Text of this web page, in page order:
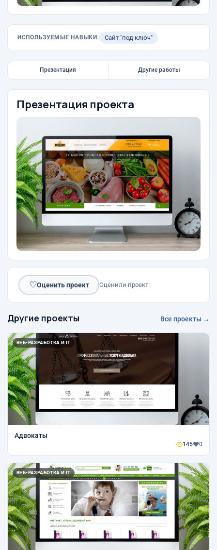
ИСПОЛЬЗУЕМЫЕ НАВЫКИ Сайт "под ключ"
Презентация Другие работы
Презентация проекта
♡Оценить проект Оценили проект:
Другие проекты Все проекты →
ВЕБ-РАЗРАБОТКА И IT
Адвокаты
145 0
ВЕБ-РАЗРАБОТКА И IT